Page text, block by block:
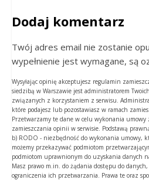
Dodaj komentarz
Twój adres email nie zostanie
wypełnienie jest wymagane, są
Wysyłając opinię akceptujesz regulamin
siedzibą w Warszawie jest administratorem
związanych z korzystaniem z serwisu.
które podajesz lub pozostawiasz w ramach
Przetwarzamy te dane w celu wykonania
zamieszczania opinii w serwisie. Podstawą
b) RODO - niezbędność do wykonania umowy,
możemy przekazywać podmiotom
podmiotom uprawnionym do uzyskania danych
Masz prawo m.in. do żądania dostępu do
ograniczenia ich przetwarzania. Prawa te oraz